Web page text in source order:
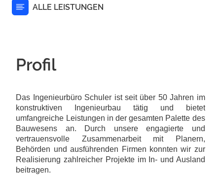
ALLE LEISTUNGEN
Profil
Das Ingenieurbüro Schuler ist seit über 50 Jahren im
konstruktiven Ingenieurbau tätig und bietet
umfangreiche Leistungen in der gesamten Palette des
Bauwesens an. Durch unsere engagierte und
vertrauensvolle Zusammenarbeit mit Planern,
Behörden und ausführenden Firmen konnten wir zur
Realisierung zahlreicher Projekte im In- und Ausland
beitragen.